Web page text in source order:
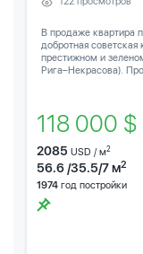
В продаже квартира
добротная
престижном и
Рига–Некрасова).
118 000 $
2085 USD / м2
56.6 /35.5/7 м2
1974 год постройки